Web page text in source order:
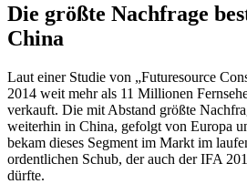
Die größte Nachfrage
China
Laut einer Studie von „Futuresource
2014 weit mehr als 11 Millionen
verkauft. Die mit Abstand größte
weiterhin in China, gefolgt von Europa
bekam dieses Segment im Markt im
ordentlichen Schub, der auch der IFA
dürfte.